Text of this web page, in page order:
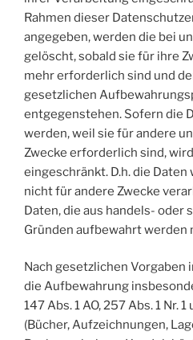
Rahmen dieser
angegeben, werden die bei
gelöscht, sobald sie für ihre
mehr erforderlich sind und
gesetzlichen
entgegenstehen. Sofern die
werden, weil sie für andere
Zwecke erforderlich sind,
eingeschränkt. D.h. die
nicht für andere Zwecke
Daten, die aus handels- oder
Gründen aufbewahrt werden
Nach gesetzlichen Vorgaben
die Aufbewahrung
147 Abs. 1 AO, 257 Abs. 1 Nr.
(Bücher, Aufzeichnungen,